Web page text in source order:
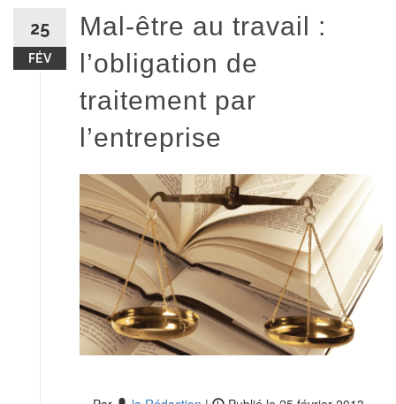
Mal-être au travail :
l’obligation de
traitement par
l’entreprise
25
FÉV